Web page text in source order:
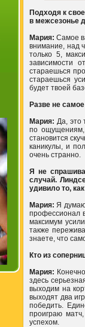
Подходя к
в межсезонье
Мария: Самое
внимание, над
только 5,
зависимости
стараешься
стараешься
будет твоей
Разве не
Мария: Да, это
по ощущениям,
становится
каникулы, и
очень странно.
Я не
случай.
удивило то,
Мария: Я
профессионал
максимум
также
знаете, что
Кто из
Мария:
здесь
выходим на
выходят два
победить.
проиграю
успехом.